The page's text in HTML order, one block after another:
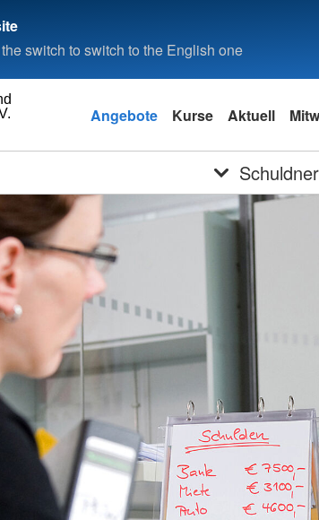
switch to switch to the English one
Angebote Kurse Aktuell